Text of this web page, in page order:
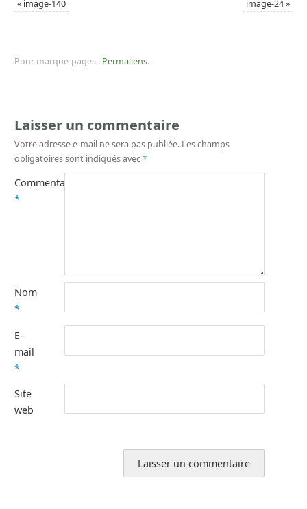
« image-140 image-24»
Pour marque-pages : Permaliens.
Laisser un commentaire
Votre adresse e-mail ne sera pas publiée. Les champs
obligatoires sont indiqués avec*
Commentaire
*
Nom
*
E-
mail
*
Site
web